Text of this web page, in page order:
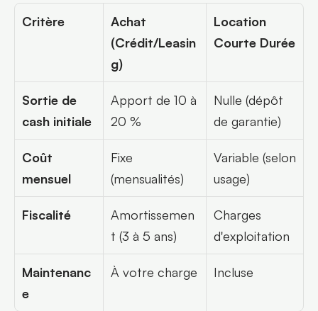
Critère
Achat
(Crédit/Leasin
g)
Location
Courte Durée
Sortie de
cash initiale
Apport de 10 à
20 %
Nulle (dépôt
de garantie)
Coût
mensuel
Fixe
(mensualités)
Variable (selon
usage)
Fiscalité
Amortissemen
t (3 à 5 ans)
Charges
d'exploitation
Maintenanc
e
À votre charge Incluse